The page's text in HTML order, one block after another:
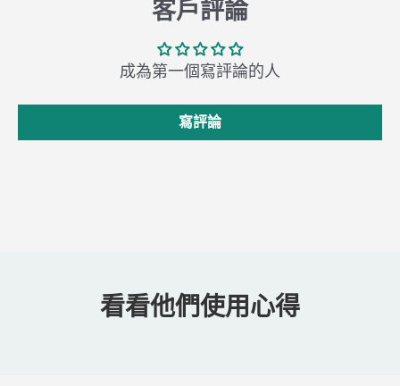
客戶評論
成為第一個寫評論的人
寫評論
看看他們使用心得